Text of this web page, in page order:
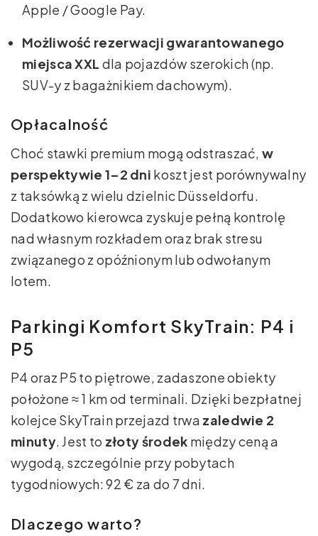
Apple / Google Pay.
Możliwość rezerwacji gwarantowanego
miejsca XXL dla pojazdów szerokich (np.
SUV-y z bagażnikiem dachowym).
Opłacalność
Choć stawki premium mogą odstraszać,w
perspektywie 1–2 dni koszt jest porównywalny
z taksówką z wielu dzielnic Düsseldorfu.
Dodatkowo kierowca zyskuje pełną kontrolę
nad własnym rozkładem oraz brak stresu
związanego z opóźnionym lub odwołanym
lotem.
Parkingi Komfort SkyTrain: P4 i
P5
P4 oraz P5 to piętrowe, zadaszone obiekty
położone ≈ 1 km od terminali. Dzięki bezpłatnej
kolejce SkyTrain przejazd trwa zaledwie 2
minuty. Jest to złoty środek między ceną a
wygodą, szczególnie przy pobytach
tygodniowych: 92 € za do 7 dni.
Dlaczego warto?